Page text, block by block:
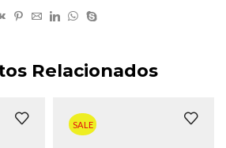
Relacionados
SALE